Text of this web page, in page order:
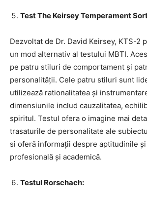
Test The Keirsey Temperament
Dezvoltat de Dr. David Keirsey, KTS-2
un mod alternativ al testului MBTI.
pe patru stiluri de comportament și
personalității. Cele patru stiluri sunt
utilizează rationalitatea și
dimensiunile includ cauzalitatea,
spiritul. Testul ofera o imagine mai
trasaturile de personalitate ale
si oferă informații despre aptitudinile
profesională și academică.
Testul Rorschach: